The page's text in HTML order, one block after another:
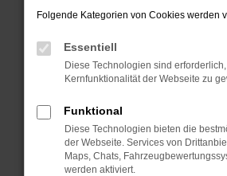
FEHLER:
ERROR
Beim Laden ist ein Fehler
Hier sind ein paar Tipps, die
können:
Folgende Kategorien von Cookies werden
Essentiell
Diese Technologien sind
Kernfunktionalität der Webseite zu
Funktional
Diese Technologien bieten die
der Webseite. Services von
Maps, Chats,
werden aktiviert.